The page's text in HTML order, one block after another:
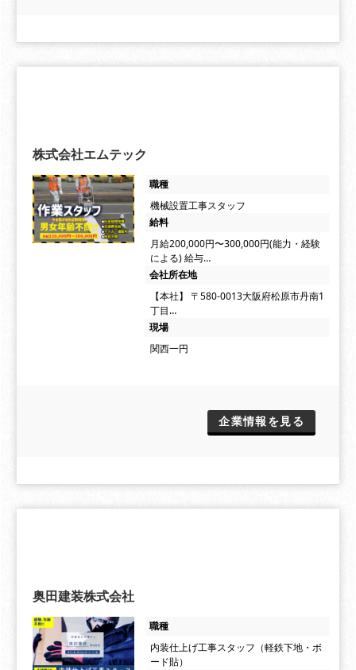
株式会社エムテック
職種
機械設置工事スタッフ
給料
月給200,000円〜300,000円(能力・経験
による) 給与…
会社所在地
【本社】 〒580-0013大阪府松原市丹南1
丁目…
現場
関西一円
企業情報を見る
奥田建装株式会社
職種
内装仕上げ工事スタッフ（軽鉄下地・ボ
ード貼）